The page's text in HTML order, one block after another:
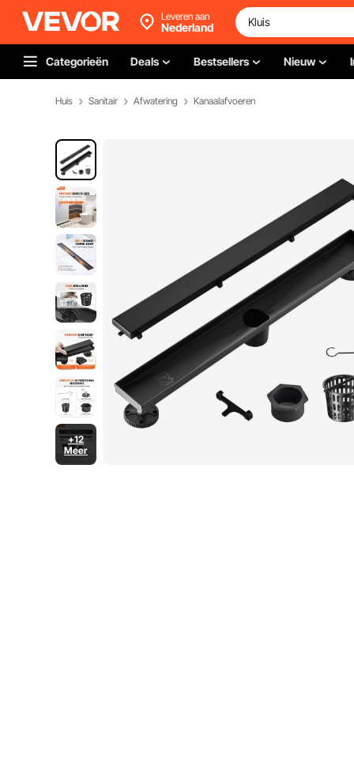
Leveren aan
Nederland
Categorieën Deals Bestsellers Nieuw
Huis Sanitair Afwatering Kanaalafvoeren
+12
Meer